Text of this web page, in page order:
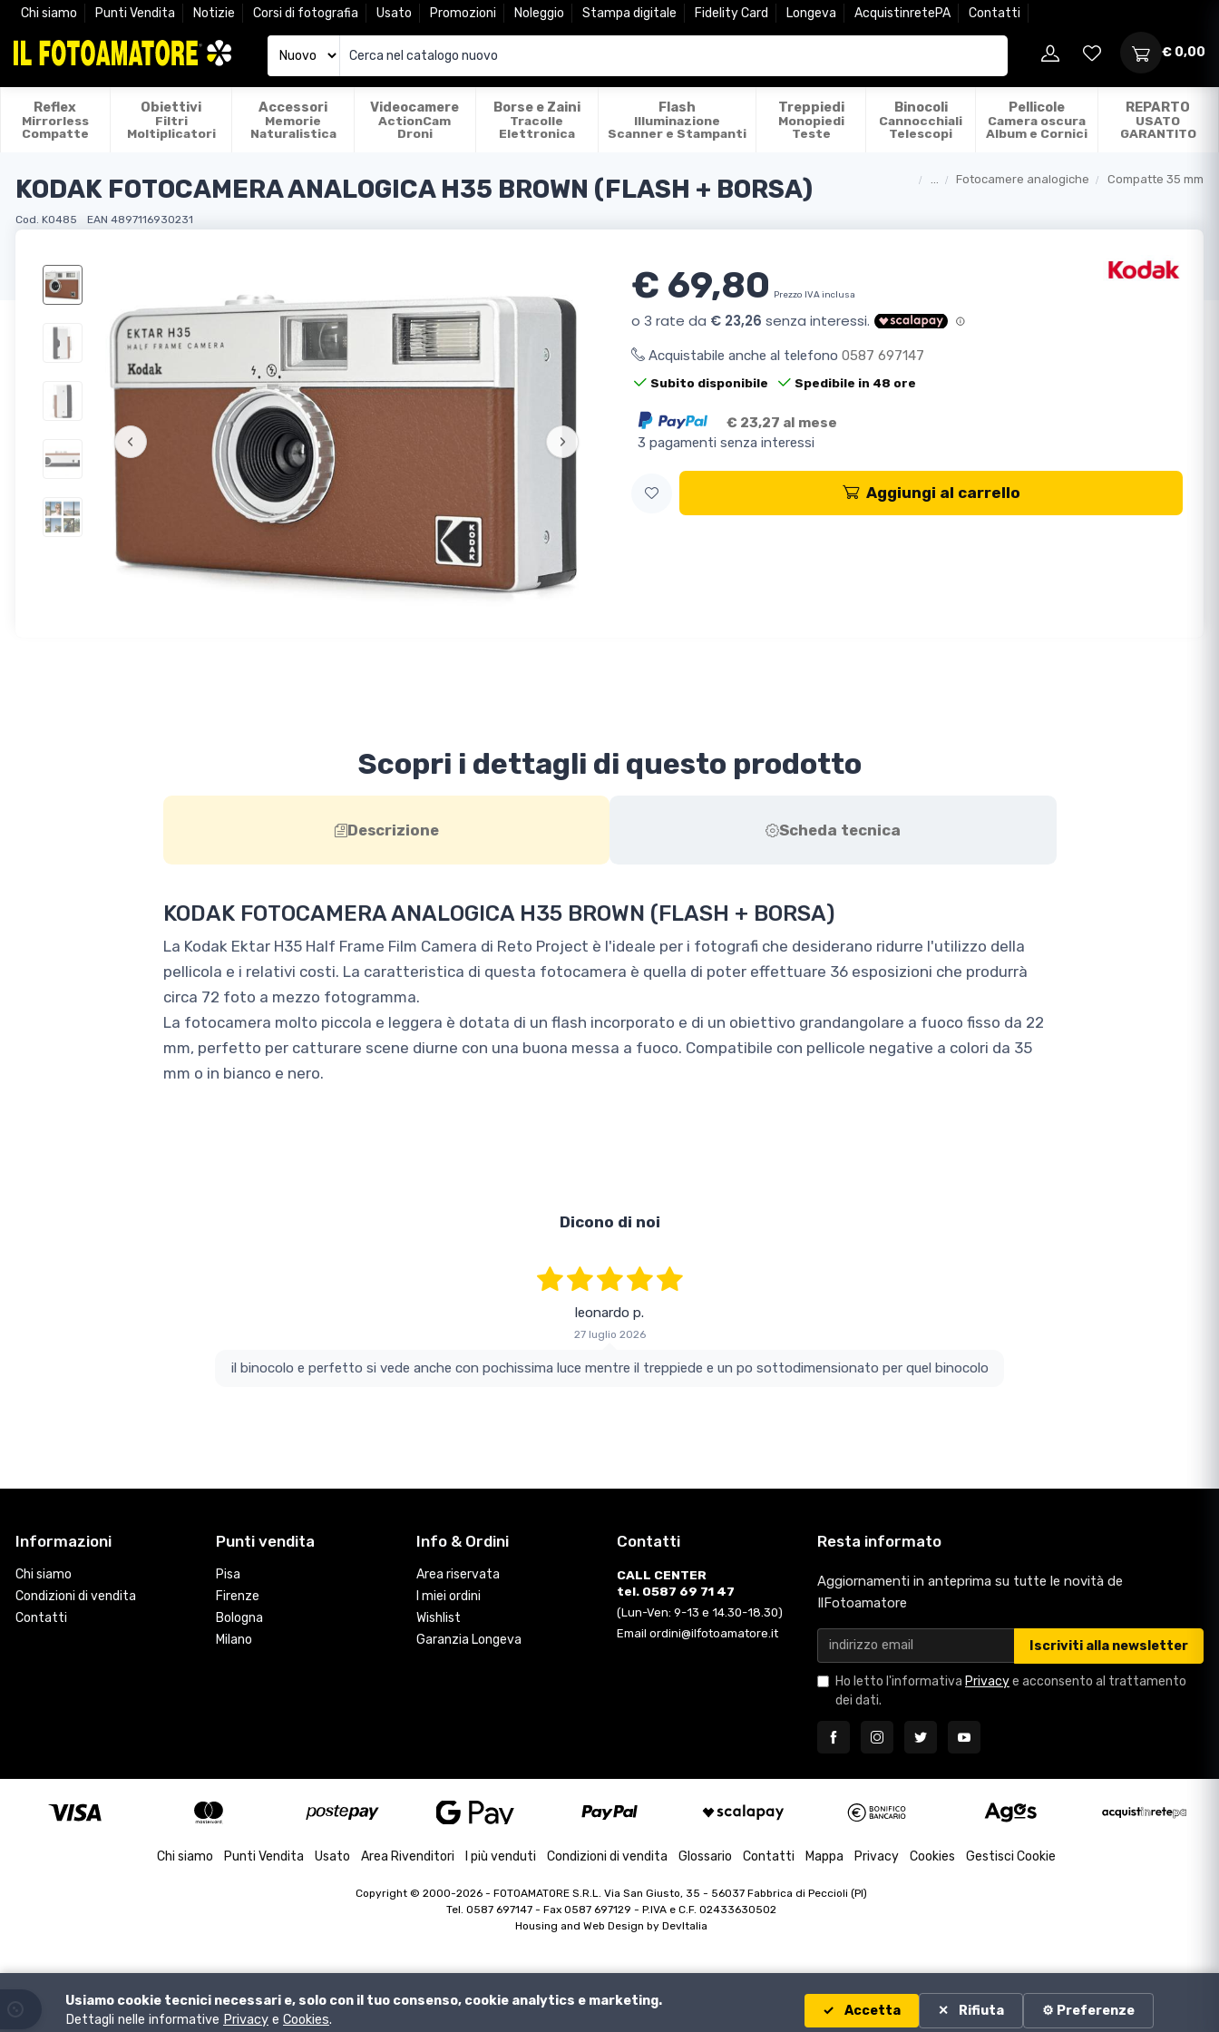
Chi siamo Punti Vendita Notizie Corsi di fotografia Usato Promozioni Noleggio Stampa digitale Fidelity Card Longeva AcquistinretePA Contatti
€ 0,00
Reflex
Mirrorless
Compatte
Obiettivi
Filtri
Moltiplicatori
Accessori
Memorie
Naturalistica
Videocamere
ActionCam
Droni
Borse e Zaini
Tracolle
Elettronica
Flash
Illuminazione
Scanner e Stampanti
Treppiedi
Monopiedi
Teste
Binocoli
Cannocchiali
Telescopi
Pellicole
Camera oscura
Album e Cornici
REPARTO
USATO
GARANTITO
Fotocamere analogiche Compatte 35 mm
KODAK FOTOCAMERA ANALOGICA H35 BROWN (FLASH + BORSA)
Cod. KO485 EAN 4897116930231
‹ ›
€ 69,80 Prezzo IVA inclusa
Acquistabile anche al telefono 0587 697147
Subito disponibile Spedibile in 48 ore
€ 23,27 al mese
3 pagamenti senza interessi
Aggiungi al carrello
Scopri i dettagli di questo prodotto
Descrizione Scheda tecnica
KODAK FOTOCAMERA ANALOGICA H35 BROWN (FLASH + BORSA)
La Kodak Ektar H35 Half Frame Film Camera di Reto Project è l'ideale per i fotografi che desiderano ridurre l'utilizzo della
pellicola e i relativi costi. La caratteristica di questa fotocamera è quella di poter effettuare 36 esposizioni che produrrà
circa 72 foto a mezzo fotogramma.
La fotocamera molto piccola e leggera è dotata di un flash incorporato e di un obiettivo grandangolare a fuoco fisso da 22
mm, perfetto per catturare scene diurne con una buona messa a fuoco. Compatibile con pellicole negative a colori da 35
mm o in bianco e nero.
Dicono di noi
leonardo p.
27 luglio 2026
il binocolo e perfetto si vede anche con pochissima luce mentre il treppiede e un po sottodimensionato per quel binocolo
Informazioni
Chi siamo
Condizioni di vendita
Contatti
Punti vendita
Pisa
Firenze
Bologna
Milano
Info & Ordini
Area riservata
I miei ordini
Wishlist
Garanzia Longeva
Contatti
CALL CENTER
tel. 0587 69 71 47
(Lun-Ven: 9-13 e 14.30-18.30)
Email ordini@ilfotoamatore.it
Resta informato
Aggiornamenti in anteprima su tutte le novità de
IlFotoamatore
Iscriviti alla newsletter
Ho letto l'informativa Privacye acconsento al trattamento
dei dati.
Chi siamo Punti Vendita Usato Area Rivenditori I più venduti Condizioni di vendita Glossario Contatti Mappa Privacy Cookies Gestisci Cookie
Copyright © 2000-2026 - FOTOAMATORE S.R.L. Via San Giusto, 35 - 56037 Fabbrica di Peccioli (PI)
Tel. 0587 697147 - Fax 0587 697129 - P.IVA e C.F. 02433630502
Housing and Web Design by DevItalia
Usiamo cookie tecnici necessari e, solo con il tuo consenso, cookie analytics e marketing.
Dettagli nelle informative Privacy e Cookies.
Accetta Rifiuta ⚙️ Preferenze